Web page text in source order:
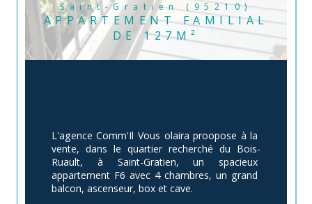
Saint-Gratien (95210)
APPARTEMENT FAMILIAL
DE 127M²
L'agence Comm'Il Vous olaira proopose à la
vente, dans le quartier recherché du Bois-
Ruault, à Saint-Gratien, un spacieux
appartement F6 avec 4 chambres, un grand
balcon, ascenseur, box et cave.